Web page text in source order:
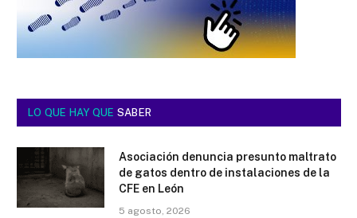
LO QUE HAY QUE SABER
Asociación denuncia presunto maltrato
de gatos dentro de instalaciones de la
CFE en León
5 agosto, 2026